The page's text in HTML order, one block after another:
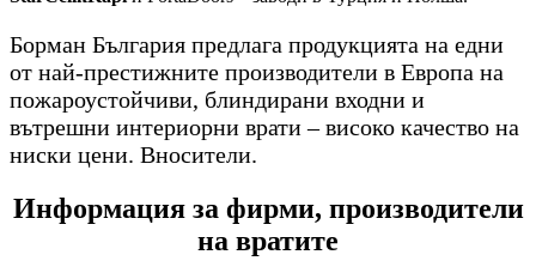
Борман България предлага продукцията на едни
от най-престижните производители в Европа на
пожароустойчиви, блиндирани входни и
вътрешни интериорни врати – високо качество на
ниски цени. Вносители.
Информация за фирми, производители
на вратите